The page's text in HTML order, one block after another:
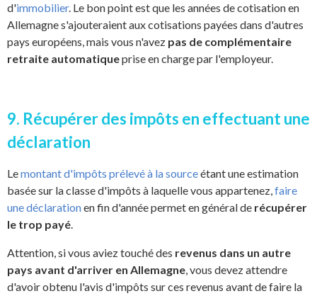
d'immobilier. Le bon point est que les années de cotisation en
Allemagne s'ajouteraient aux cotisations payées dans d'autres
pays européens, mais vous n'avez pas de complémentaire
retraite automatiqueprise en charge par l'employeur.
9. Récupérer des impôts en effectuant une
déclaration
Lemontant d'impôts prélevé à la sourceétant une estimation
basée sur la classe d'impôts à laquelle vous appartenez,faire
une déclarationen fin d'année permet en général de récupérer
le trop payé.
Attention, si vous aviez touché des revenus dans un autre
pays avant d'arriver en Allemagne, vous devez attendre
d'avoir obtenu l'avis d'impôts sur ces revenus avant de faire la